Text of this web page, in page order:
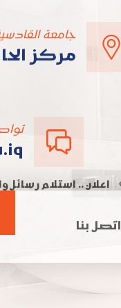
جامعة
مركز
اتصل بنا
اعلان .. استلام رسائل